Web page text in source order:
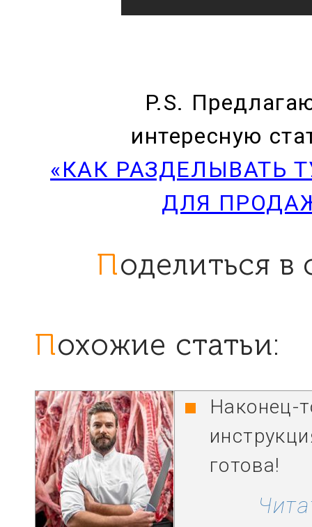
P.S.
интересную
«КАК РАЗДЕЛЫВАТЬ
ДЛЯ
Поделиться
Похожие статьи:
Наконец-
готова!